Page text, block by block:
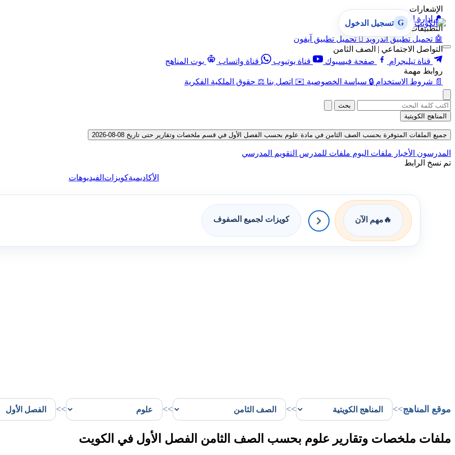
الإشعارات
🔔 إدارة الإشعارات
التطبيقات
🤖 تحميل تطبيق أندرويد  تحميل تطبيق آيفون
التواصل الاجتماعي | الصف الثامن
قناة تيليجرام
صفحة فيسبوك قناة يوتيوب قناة واتساب
بوت المناهج
روابط مهمة
📄 شروط الاستخدام 🔒 سياسة الخصوصية ✉️ اتصل بنا ⚖️ حقوق الملكية الفكرية
G تسجيل الدخول
بحث
المناهج الكويتية
جميع الملفات المتوفرة بحسب الصف الثامن في مادة علوم بحسب الفصل الأول في قسم ملخصات وتقارير حتى تاريخ 08-08-2026
المدرسون الأخبار ملفات اليوم ملفات للمدرس التقويم المدرسي
تم نسخ الرابط
الأكاديميةكويزات الفيديوهات
🔥 مهم الآن كويزات لجميع الصفوف
موقع المناهج>>
>>
>>
>>
ملفات ملخصات وتقارير علوم بحسب الصف الثامن الفصل الأول في الكويت